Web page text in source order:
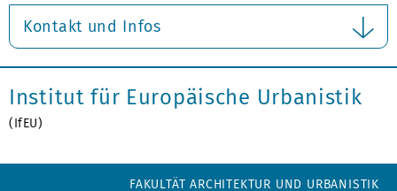
Kontakt und Infos
Institut für Europäische Urbanistik
(IfEU)
FAKULTÄT ARCHITEKTUR UND URBANISTIK